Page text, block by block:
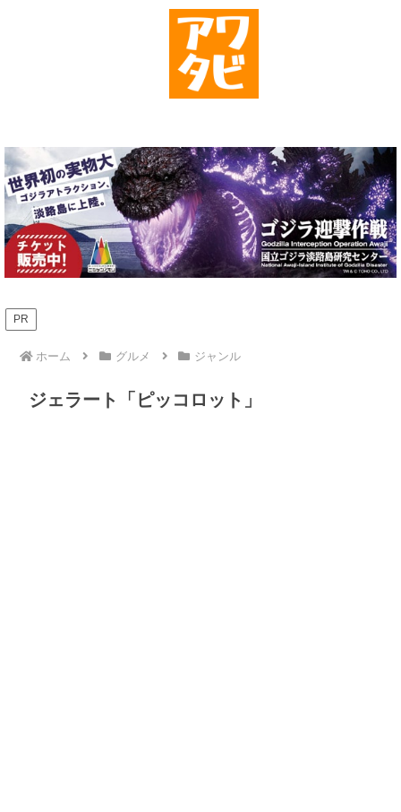
PR
ホーム グルメ ジャンル
ジェラート「ピッコロット」